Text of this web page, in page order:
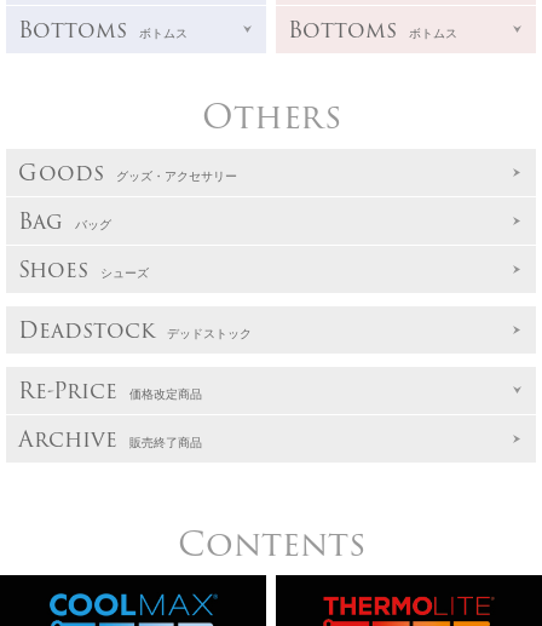
Bottoms ボトムス Bottoms ボトムス
Others
Goods グッズ・アクセサリー
Bag バッグ
Shoes シューズ
Deadstock デッドストック
Re-Price 価格改定商品
Archive 販売終了商品
Contents